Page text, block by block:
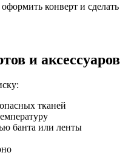
конверт и сделать
и аксессуаров
тканей
банта или ленты